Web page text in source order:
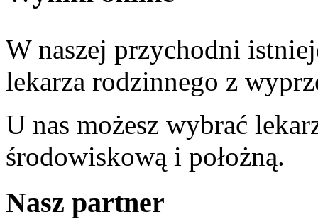
W naszej przychodni
lekarza rodzinnego z
U nas możesz wybrać
środowiskową i położną.
Nasz partner